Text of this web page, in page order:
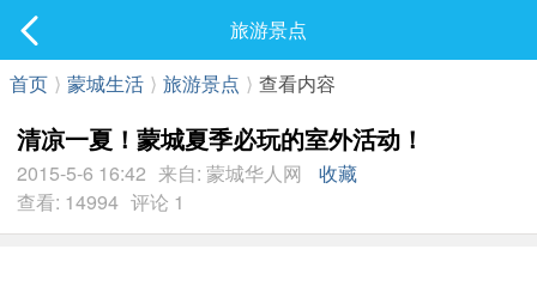
最新发表
旅游景点
首页 ⟩ 蒙城生活 ⟩ 旅游景点 ⟩ 查看内容
清凉一夏！蒙城夏季必玩的室外活动！
2015-5-6 16:42 来自: 蒙城华人网
收藏
查看: 14994 评论 1